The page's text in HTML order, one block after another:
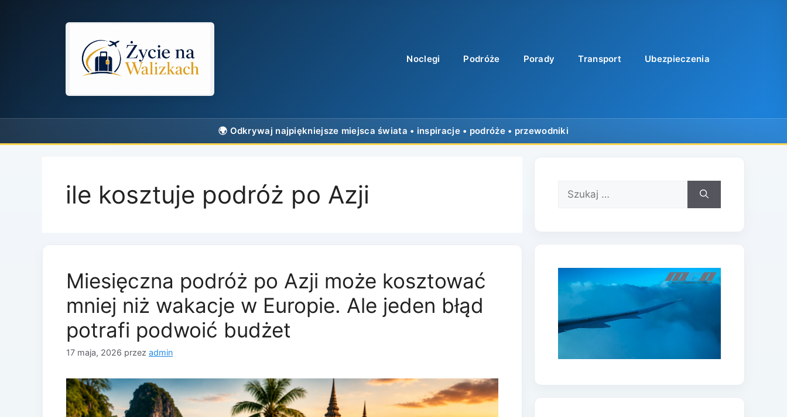
Noclegi Podróże Porady Transport Ubezpieczenia
ile kosztuje podróż po Azji
Miesięczna podróż po Azji może kosztować
mniej niż wakacje w Europie. Ale jeden błąd
potrafi podwoić budżet
17 maja, 2026 przez admin
Szukaj: